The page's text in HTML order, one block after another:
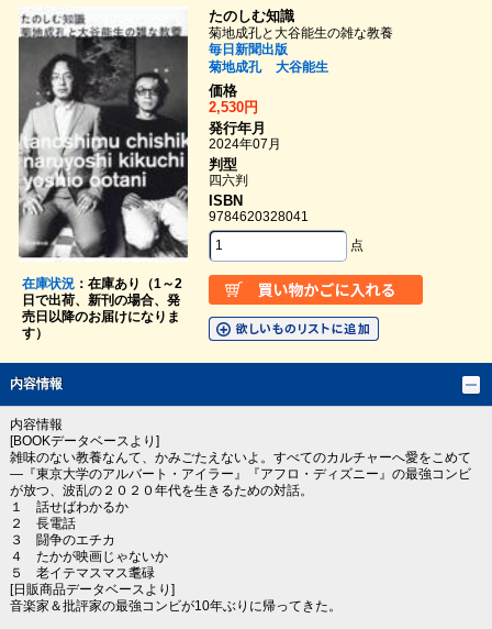
在庫状況：在庫あり（1～2
日で出荷、新刊の場合、発
売日以降のお届けになりま
す）
たのしむ知識
菊地成孔と大谷能生の雑な教養
毎日新聞出版
菊地成孔
大谷能生
価格
2,530円
発行年月
2024年07月
判型
四六判
ISBN
9784620328041
点
内容情報
内容情報
[BOOKデータベースより]
雑味のない教養なんて、かみごたえないよ。すべてのカルチャーへ愛をこめて
―『東京大学のアルバート・アイラー』『アフロ・ディズニー』の最強コンビ
が放つ、波乱の２０２０年代を生きるための対話。
１ 話せばわかるか
２ 長電話
３ 闘争のエチカ
４ たかが映画じゃないか
５ 老イテマスマス耄碌
[日販商品データベースより]
音楽家＆批評家の最強コンビが10年ぶりに帰ってきた。